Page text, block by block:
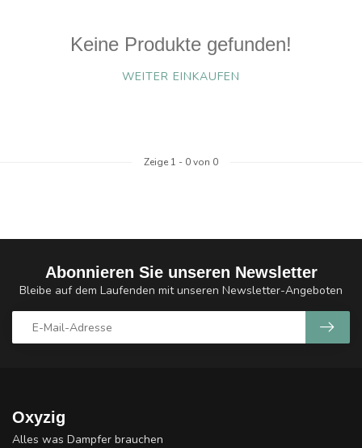
Keine Produkte gefunden!
WEITER EINKAUFEN
Zeige 1 - 0von 0
Abonnieren Sie unseren Newsletter
Bleibe auf dem Laufenden mit unseren Newsletter-Angeboten
Oxyzig
Alles was Dampfer brauchen